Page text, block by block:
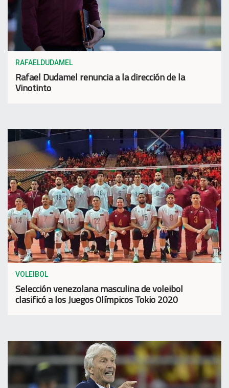
RAFAELDUDAMEL
Rafael Dudamel renuncia a la dirección de la
Vinotinto
VOLEIBOL
Selección venezolana masculina de voleibol
clasificó a los Juegos Olímpicos Tokio 2020